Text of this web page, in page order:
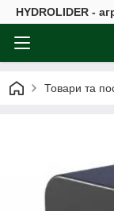
HYDROLIDER -
Товари та